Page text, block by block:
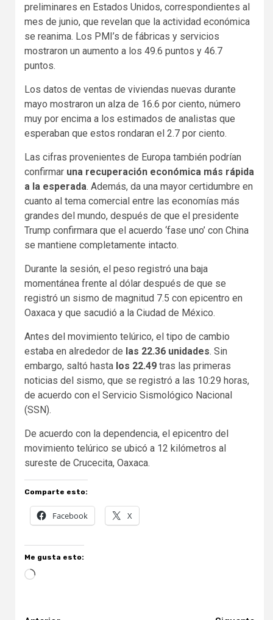
preliminares en Estados Unidos, correspondientes al
mes de junio, que revelan que la actividad económica
se reanima. Los PMI’s de fábricas y servicios
mostraron un aumento a los 49.6 puntos y 46.7
puntos.
Los datos de ventas de viviendas nuevas durante
mayo mostraron un alza de 16.6 por ciento, número
muy por encima a los estimados de analistas que
esperaban que estos rondaran el 2.7 por ciento.
Las cifras provenientes de Europa también podrían
confirmar una recuperación económica más rápida
a la esperada. Además, da una mayor certidumbre en
cuanto al tema comercial entre las economías más
grandes del mundo, después de que el presidente
Trump confirmara que el acuerdo ‘fase uno’ con China
se mantiene completamente intacto.
Durante la sesión, el peso registró una baja
momentánea frente al dólar después de que se
registró un sismo de magnitud 7.5 con epicentro en
Oaxaca y que sacudió a la Ciudad de México.
Antes del movimiento telúrico, el tipo de cambio
estaba en alrededor de las 22.36 unidades. Sin
embargo, saltó hasta los 22.49 tras las primeras
noticias del sismo, que se registró a las 10:29 horas,
de acuerdo con el Servicio Sismológico Nacional
(SSN).
De acuerdo con la dependencia, el epicentro del
movimiento telúrico se ubicó a 12 kilómetros al
sureste de Crucecita, Oaxaca.
Comparte esto:
Facebook X
Me gusta esto:
Cargando...